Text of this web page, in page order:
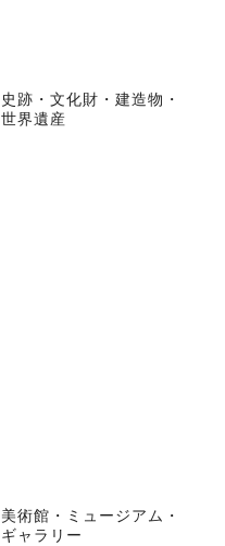
史跡・文化財・建造物・
世界遺産
美術館・ミュージアム・
ギャラリー